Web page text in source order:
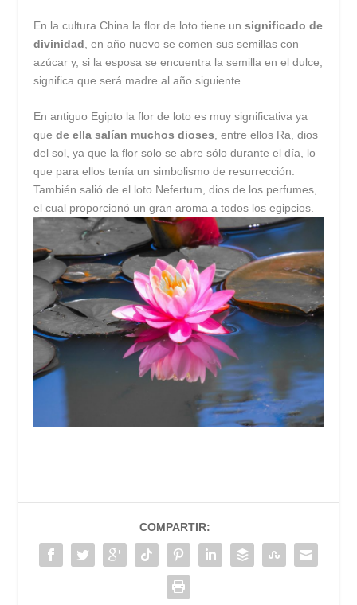
En la cultura China la flor de loto tiene unsignificado de
divinidad , en año nuevo se comen sus semillas con
azúcar y, si la esposa se encuentra la semilla en el dulce,
significa que será madre al año siguiente.
En antiguo Egipto la flor de loto es muy significativa ya
quede ella salían muchos dioses , entre ellos Ra, dios
del sol, ya que la flor solo se abre sólo durante el día, lo
que para ellos tenía un simbolismo de resurrección.
También salió de el loto Nefertum, dios de los perfumes,
el cual proporcionó un gran aroma a todos los egipcios.
COMPARTIR: